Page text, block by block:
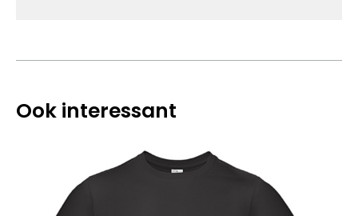
Ook interessant